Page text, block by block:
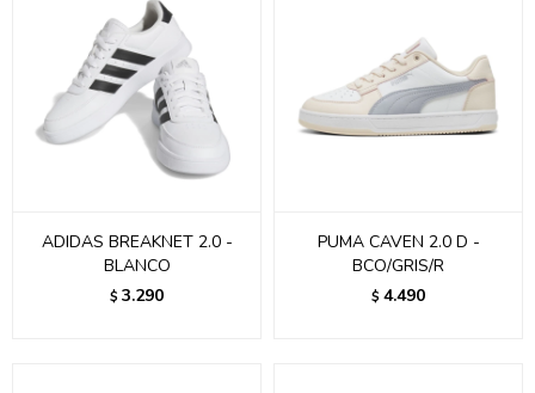
ADIDAS BREAKNET 2.0 -
BLANCO
$ 3.290
PUMA CAVEN 2.0 D -
BCO/GRIS/R
$ 4.490